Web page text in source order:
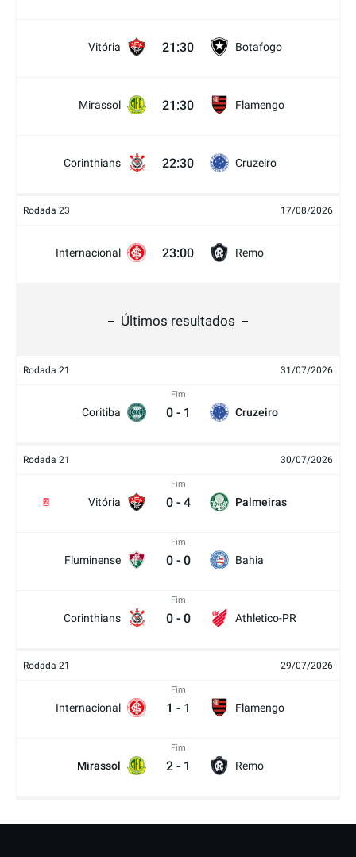
Vitória 21:30 Botafogo
Mirassol 21:30 Flamengo
Corinthians 22:30 Cruzeiro
Rodada 23 17/08/2026
Internacional 23:00 Remo
Últimos resultados
Rodada 21 31/07/2026
Coritiba
Fim
0 - 1 Cruzeiro
Rodada 21 30/07/2026
Vitória
2
Fim
0 - 4 Palmeiras
Fluminense
Fim
0 - 0 Bahia
Corinthians
Fim
0 - 0 Athletico-PR
Rodada 21 29/07/2026
Internacional
Fim
1 - 1 Flamengo
Mirassol
Fim
2 - 1 Remo